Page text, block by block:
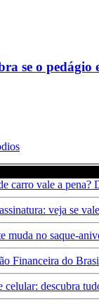
se o pedágio
carro vale a pena?
veja se
muda no saque-
Financeira do
descubra